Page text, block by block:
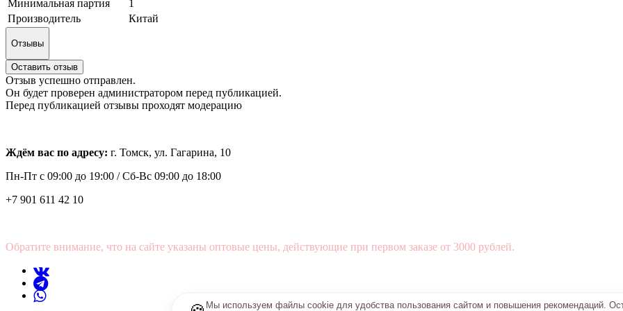
Минимальная партия
1
Производитель
Китай
Отзывы
Оставить отзыв
Отзыв успешно отправлен.
Он будет проверен администратором перед публикацией.
Перед публикацией отзывы проходят модерацию
Ждём вас по адресу: г. Томск, ул. Гагарина, 10
Пн-Пт с 09:00 до 19:00 /Сб-Вс 09:00 до 18:00
+7 901 611 42 10
Обратите внимание, что на сайте указаны оптовые цены, действующие при первом заказе от 3000 рублей.
Мы используем файлы cookie для удобства пользования сайтом и повышения рекомендаций.